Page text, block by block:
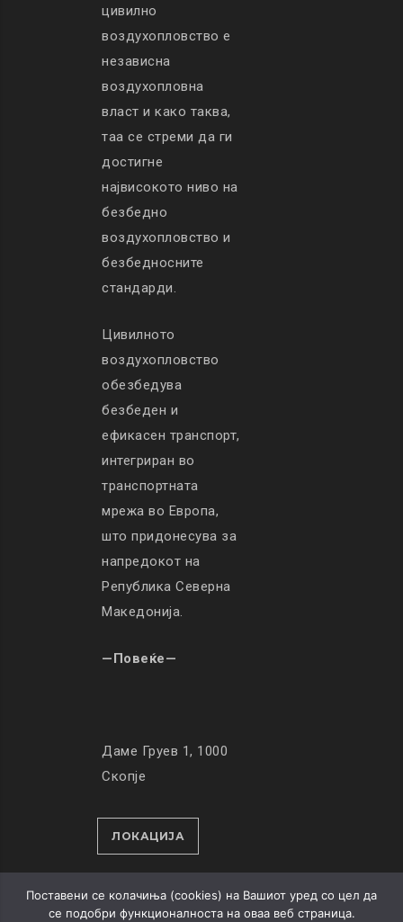
цивилно
воздухопловство е
независна
воздухопловна
власт и како таква,
таа се стреми да ги
достигне
највисокото ниво на
безбедно
воздухопловство и
безбедносните
стандарди.
Цивилното
воздухопловство
обезбедува
безбеден и
ефикасен транспорт,
интегриран во
транспортната
мрежа во Европа,
што придонесува за
напредокот на
Република Северна
Македонија.
—Повеќе—
Даме Груев 1, 1000
Скопје
ЛОКАЦИЈА
© Copyright 2019. All Rights Reserved
Поставени се колачиња (cookies) на Вашиот уред со цел да
се подобри функционалноста на оваа веб страница.